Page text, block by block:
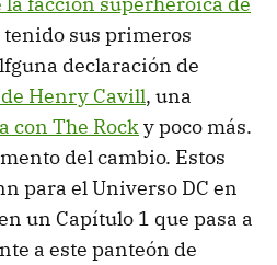
sus primeros
declaración de
Henry Cavill, una
con The Rocky poco más.
del cambio. Estos
para el Universo DC en
un Capítulo 1 que pasa a
a este panteón de